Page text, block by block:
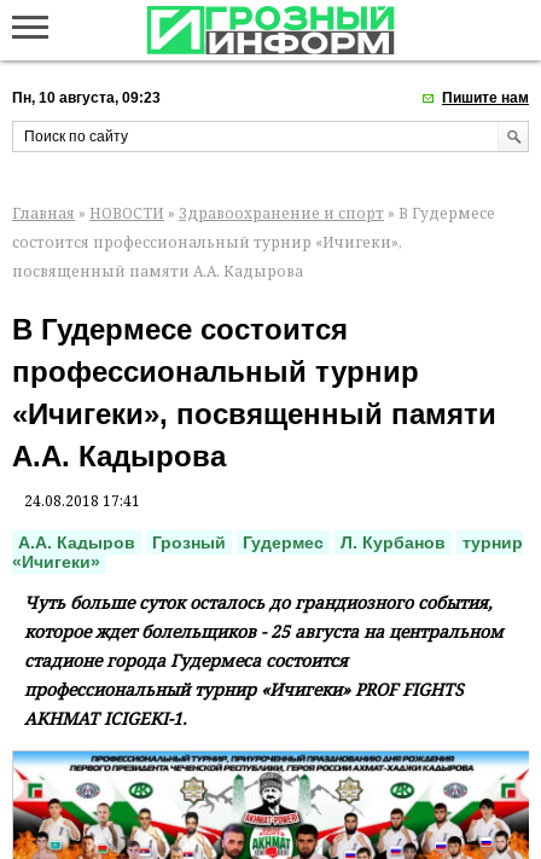
Пн, 10 августа, 09:23 Пишите нам
Главная » НОВОСТИ » Здравоохранение и спорт » В Гудермесе
состоится профессиональный турнир «Ичигеки»,
посвященный памяти А.А. Кадырова
В Гудермесе состоится
профессиональный турнир
«Ичигеки», посвященный памяти
А.А. Кадырова
24.08.2018 17:41
А.А. Кадыров Грозный Гудермес Л. Курбанов
турнир
«Ичигеки»
Чуть больше суток осталось до грандиозного события,
которое ждет болельщиков - 25 августа на центральном
стадионе города Гудермеса состоится
профессиональный турнир «Ичигеки» PROF FIGHTS
AKHMAT ICIGEKI-1.